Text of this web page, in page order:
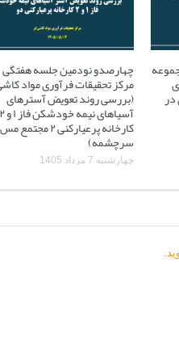
چهارصدو نودمین جلسه هفتگی
مرکز تحقیقات فرآوری مواد
(بررسی روند تعویض آسترهای
آسیاهای نیمه خودشکن فاز ۱ و ۲
کارخانه پرعیارکنی ۲ مجتمع مس
سرچشمه)
چهارشنبه 7 مرداد 1405